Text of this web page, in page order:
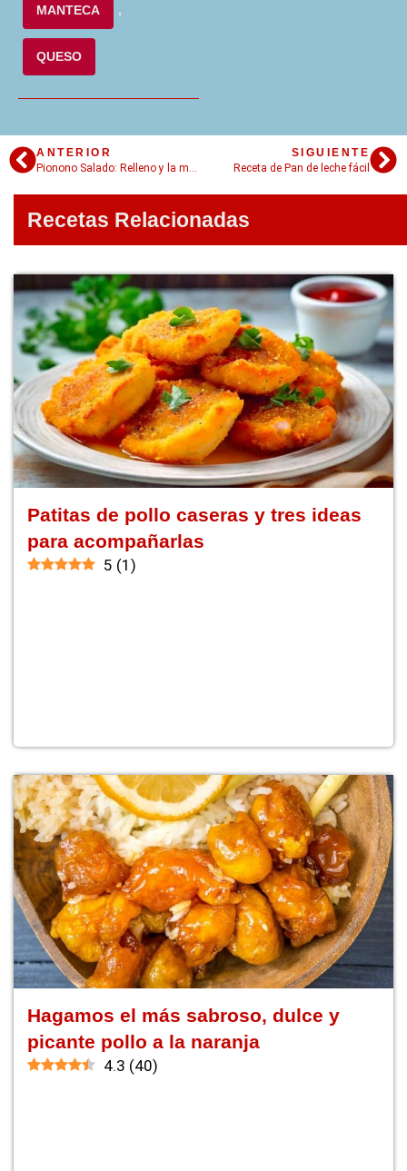
MANTECA ,
QUESO
ANTERIOR
SIGUIENTE
Receta de Pan de leche fácil
Recetas Relacionadas
Patitas de pollo caseras y tres ideas
para acompañarlas
5 (1 )
Hagamos el más sabroso, dulce y
picante pollo a la naranja
4.3 (40)